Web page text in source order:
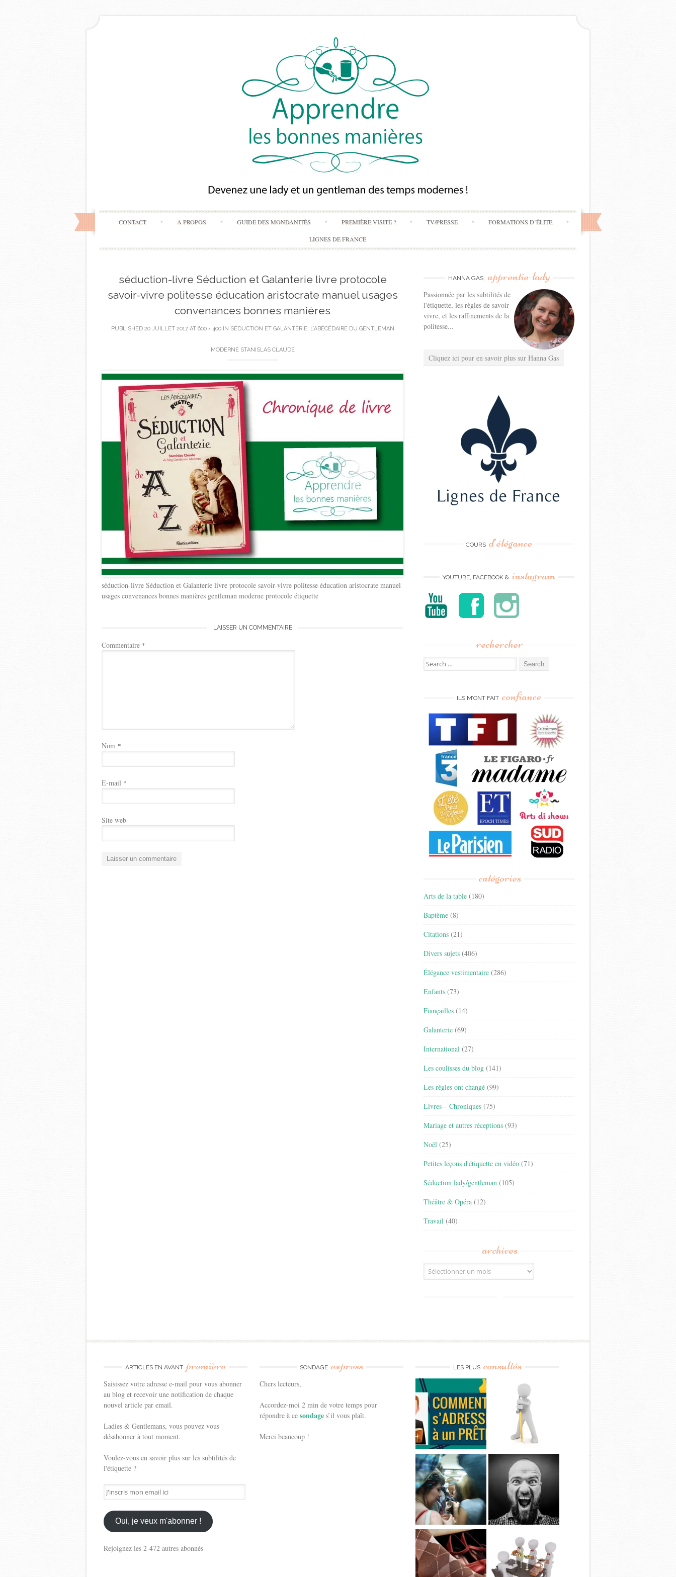
Skip
to
content
CONTACT A PROPOS GUIDE DES MONDANITÉS PREMIÈRE VISITE ? TV/PRESSE FORMATIONS D’ÉLITE
LIGNES DE FRANCE
séduction-livre Séduction et Galanterie livre protocole
savoir-vivre politesse éducation aristocrate manuel usages
convenances bonnes manières
PUBLISHED 20 JUILLET 2017AT 600 × 400IN SÉDUCTION ET GALANTERIE, L’ABÉCÉDAIRE DU GENTLEMAN
MODERNE STANISLAS CLAUDE
séduction-livre Séduction et Galanterie livre protocole savoir-vivre politesse éducation aristocrate manuel
usages convenances bonnes manières gentleman moderne protocole étiquette
LAISSER UN COMMENTAIRE
Commentaire *
Nom *
E-mail *
Site web
HANNA GAS, apprentie-lady
Passionnée par les subtilités de
l'étiquette, les règles de savoir-
vivre, et les raffinements de la
politesse...
Cliquez ici pour en savoir plus sur Hanna Gas
COURS d’élégance
YOUTUBE, FACEBOOK & instagram
rechercher
Search
for:
ILS M’ONT FAIT confiance
catégories
Arts de la table (180)
Baptême (8)
Citations (21)
Divers sujets (406)
Élégance vestimentaire (286)
Enfants (73)
Fiançailles (14)
Galanterie (69)
International (27)
Les coulisses du blog (141)
Les règles ont changé (99)
Livres – Chroniques (75)
Mariage et autres réceptions (93)
Noël (25)
Petites leçons d'étiquette en vidéo (71)
Séduction lady/gentleman (105)
Théâtre & Opéra (12)
Travail (40)
archives
Archives
ARTICLES EN AVANT première
Saisissez votre adresse e-mail pour vous abonner
au blog et recevoir une notification de chaque
nouvel article par email.
Ladies & Gentlemans, vous pouvez vous
désabonner à tout moment.
Voulez-vous en savoir plus sur les subtilités de
l'étiquette ?
J'inscris
mon
email
ici
Oui, je veux m'abonner !
Rejoignez les 2 472 autres abonnés
SONDAGE express
Chers lecteurs,
Accordez-moi 2 min de votre temps pour
répondre à cesondages’il vous plaît.
Merci beaucoup !
LES PLUS consultés